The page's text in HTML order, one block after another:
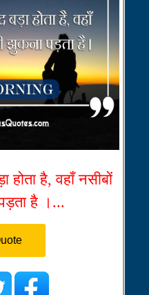
होता है, वहाँ नसीबों
है ।...